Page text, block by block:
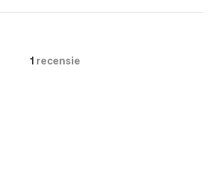
1 recensie